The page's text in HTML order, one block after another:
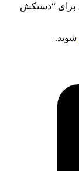
برای “دستکش
شوید.